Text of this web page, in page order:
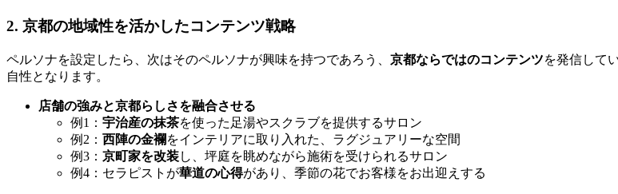
2. 京都の地域性を活かしたコンテンツ戦略
ペルソナを設定したら、次はそのペルソナが興味を持つであろう、 京都ならではのコンテンツを発信して
自性となります。
店舗の強みと京都らしさを融合させる
例1： 宇治産の抹茶を使った足湯やスクラブを提供するサロン
例2： 西陣の金襴をインテリアに取り入れた、ラグジュアリーな空間
例3： 京町家を改装し、坪庭を眺めながら施術を受けられるサロン
例4：セラピストが華道の心得があり、季節の花でお客様をお出迎えする